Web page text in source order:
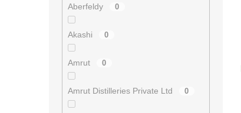
Aberfeldy 0
Akashi 0
Amrut 0
Amrut Distilleries Private Ltd 0